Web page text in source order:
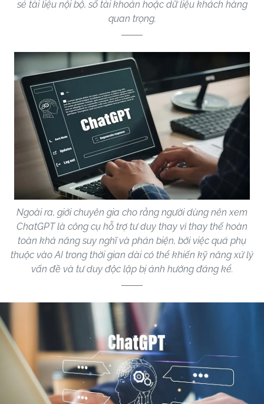
sẻ tài liệu nội bộ, số tài khoản hoặc dữ liệu khách hàng
quan trọng.
Ngoài ra, giới chuyên gia cho rằng người dùng nên xem
ChatGPT là công cụ hỗ trợ tư duy thay vì thay thế hoàn
toàn khả năng suy nghĩ và phản biện, bởi việc quá phụ
thuộc vào AI trong thời gian dài có thể khiến kỹ năng xử lý
vấn đề và tư duy độc lập bị ảnh hưởng đáng kể.